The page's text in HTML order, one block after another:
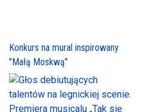
Konkurs na mural inspirowany
"Małą Moskwą"